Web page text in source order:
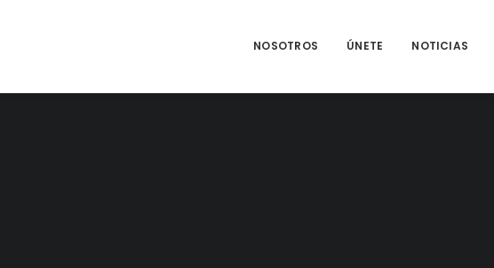
NOSOTROS ÚNETE NOTICIAS